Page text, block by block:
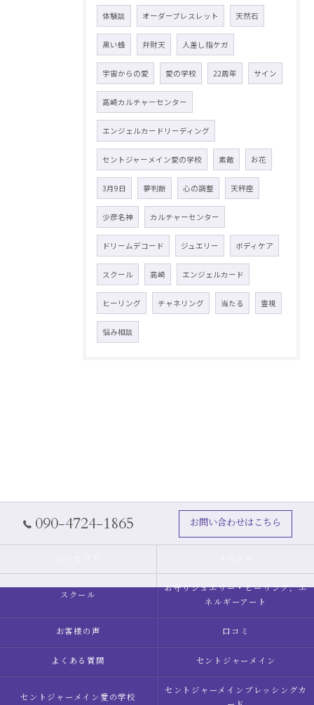
体験談 オーダーブレスレット 天然石
黒い蜂 弁財天 人差し指ケガ
宇宙からの愛 愛の学校 22周年 サイン
高崎カルチャーセンター
エンジェルカードリーディング
セントジャーメイン愛の学校 素敵 お花
3月9日 夢判断 心の調整 天秤座
少彦名神 カルチャーセンター
ドリームデコード ジュエリー ボディケア
スクール 高崎 エンジェルカード
ヒーリング チャネリング 当たる 霊視
悩み相談
090-4724-1865 お問い合わせはこちら
スクール
お守りジュエリー・ヒーリング，エ
ネルギーアート
お客様の声 口コミ
よくある質問 セントジャーメイン
セントジャーメイン愛の学校
セントジャーメインブレッシングカ